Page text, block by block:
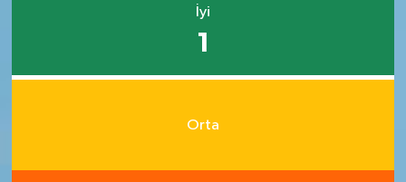
İyi
1
Orta